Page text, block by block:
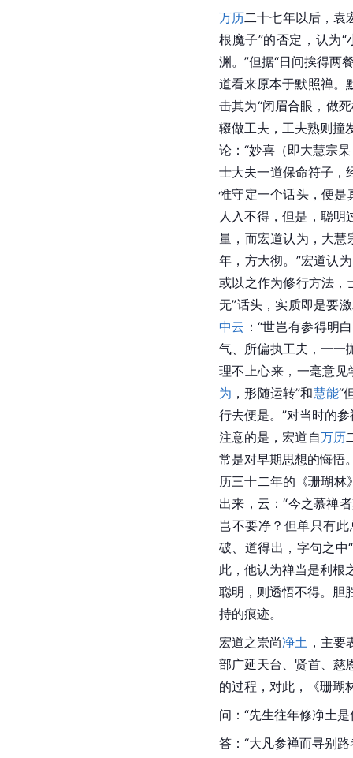
万历二十七年以后，袁
根魔子”的否定，认为“
渊。”但据“日间挨得两
道看来原本于默照禅。
击其为“闭眉合眼，做
辍做工夫，工夫熟则撞
论：“妙喜（即大慧宗
士大夫一道保命符子，
惟守定一个话头，便是
人入不得，但是，聪
量，而宏道认为，大慧
年，方大彻。”宏道认
或以之作为修行方法，
无”话头，实质即是要
中云 ：“世岂有参得明
气、所偏执工夫，一一
理不上心来，一毫意
为 ，形随运转”和慧能“
行去便是。”对当时的
注意的是，宏道自万历
常是对早期思想的悔悟
历三十二年的《珊瑚
出来，云：“今之慕禅
岂不要净？但单只有
破、道得出，字句之
此，他认为禅当是利根
聪明，则透悟不得。胆
持的痕迹。
宏道之崇尚净土 ，主
部广延天台、贤首、慈
的过程，对此，《珊瑚
问：“先生往年修净土是
答：“大凡参禅而寻别